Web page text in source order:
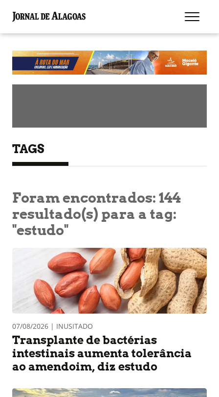
TAGS
Foram encontrados: 144
resultado(s) para a tag:
"estudo"
07/08/2026 | INUSITADO
Transplante de bactérias
intestinais aumenta tolerância
ao amendoim, diz estudo